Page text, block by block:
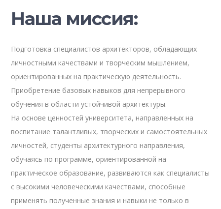
Наша миссия:
Подготовка специалистов архитекторов, обладающих
личностными качествами и творческим мышлением,
ориентированных на практическую деятельность.
Приобретение базовых навыков для непрерывного
обучения в области устойчивой архитектуры.
На основе ценностей университета, направленных на
воспитание талантливых, творческих и самостоятельных
личностей, студенты архитектурного направления,
обучаясь по программе, ориентированной на
практическое образование, развиваются как специалисты
с высокими человеческими качествами, способные
применять полученные знания и навыки не только в